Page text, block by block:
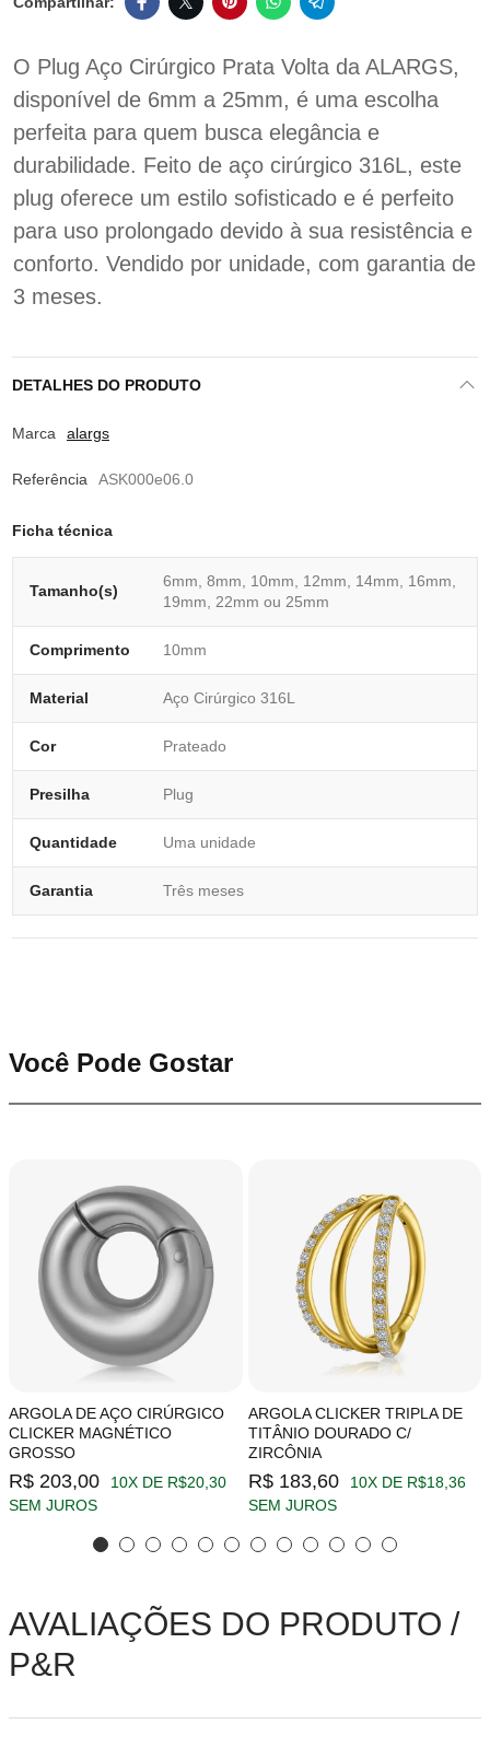
O Plug Aço Cirúrgico Prata Volta da ALARGS,
disponível de 6mm a 25mm, é uma escolha
perfeita para quem busca elegância e
durabilidade. Feito de aço cirúrgico 316L, este
plug oferece um estilo sofisticado e é perfeito
para uso prolongado devido à sua resistência e
conforto. Vendido por unidade, com garantia de
3 meses.
DETALHES DO PRODUTO
Marca alargs
Referência ASK000e06.0
Ficha técnica
Tamanho(s)
6mm, 8mm, 10mm, 12mm, 14mm, 16mm,
19mm, 22mm ou 25mm
Comprimento 10mm
Material Aço Cirúrgico 316L
Cor Prateado
Presilha Plug
Quantidade Uma unidade
Garantia Três meses
Você Pode Gostar
ARGOLA DE AÇO CIRÚRGICO
CLICKER MAGNÉTICO
GROSSO
R$ 203,00
10X DE R$20,30
SEM JUROS
ARGOLA CLICKER TRIPLA DE
TITÂNIO DOURADO C/
ZIRCÔNIA
R$ 183,60
10X DE R$18,36
SEM JUROS
AVALIAÇÕES DO PRODUTO /
P&R